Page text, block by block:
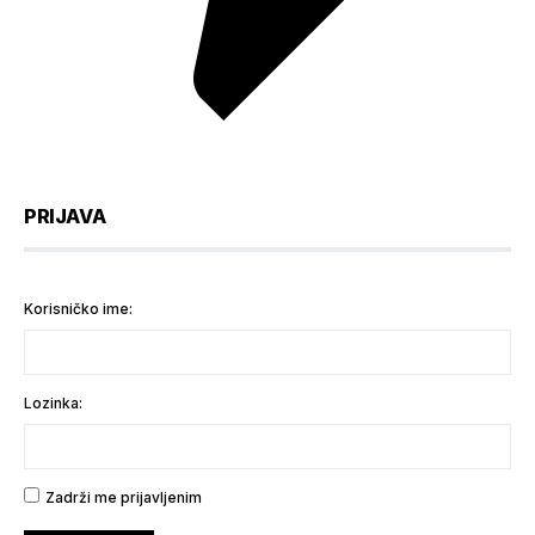
PRIJAVA
Korisničko ime:
Lozinka:
Zadrži me prijavljenim